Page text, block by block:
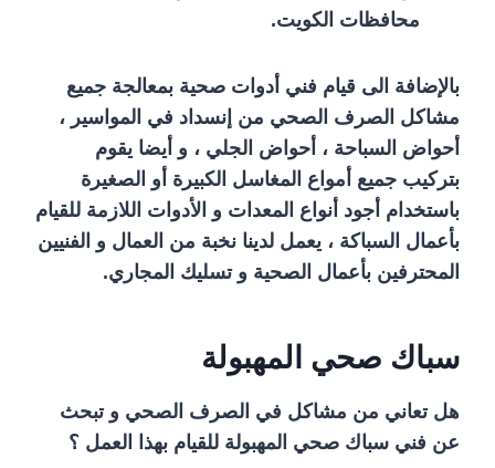
محافظات الكويت.
بالإضافة الى قيام فني أدوات صحية بمعالجة جميع
مشاكل الصرف الصحي من إنسداد في المواسير ،
أحواض السباحة ، أحواض الجلي ، و أيضا يقوم
بتركيب جميع أمواع المغاسل الكبيرة أو الصغيرة
باستخدام أجود أنواع المعدات و الأدوات اللازمة للقيام
بأعمال السباكة ، يعمل لدينا نخبة من العمال و الفنيين
المحترفين بأعمال الصحية و تسليك المجاري.
سباك صحي المهبولة
هل تعاني من مشاكل في الصرف الصحي و تبحث
عن فني سباك صحي المهبولة للقيام بهذا العمل ؟